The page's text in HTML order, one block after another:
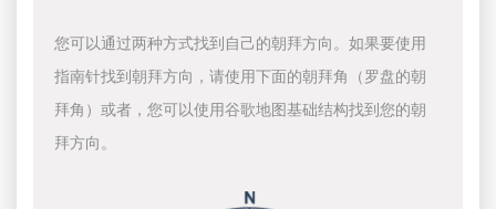
您可以通过两种方式找到自己的朝拜方向。如果要使用
指南针找到朝拜方向，请使用下面的朝拜角（罗盘的朝
拜角）或者，您可以使用谷歌地图基础结构找到您的朝
拜方向。